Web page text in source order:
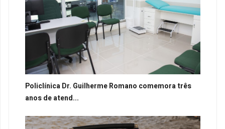
Policlínica Dr. Guilherme Romano comemora três
anos de atend...